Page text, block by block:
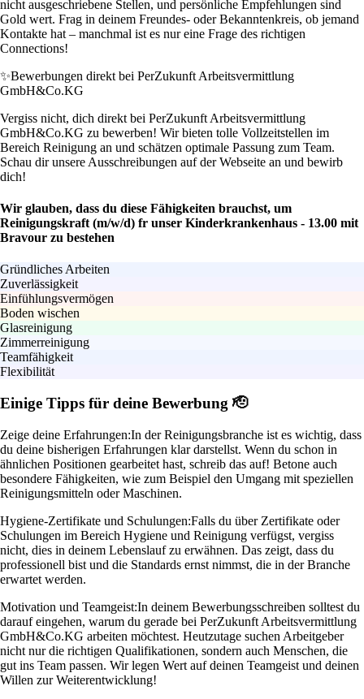
nicht ausgeschriebene Stellen, und persönliche Empfehlungen sind
Gold wert. Frag in deinem Freundes- oder Bekanntenkreis, ob jemand
Kontakte hat – manchmal ist es nur eine Frage des richtigen
Connections!
✨Bewerbungen direkt bei PerZukunft Arbeitsvermittlung
GmbH&Co.KG
Vergiss nicht, dich direkt bei PerZukunft Arbeitsvermittlung
GmbH&Co.KG zu bewerben! Wir bieten tolle Vollzeitstellen im
Bereich Reinigung an und schätzen optimale Passung zum Team.
Schau dir unsere Ausschreibungen auf der Webseite an und bewirb
dich!
Wir glauben, dass du diese Fähigkeiten brauchst, um
Reinigungskraft (m/w/d) fr unser Kinderkrankenhaus - 13.00 mit
Bravour zu bestehen
Gründliches Arbeiten
Zuverlässigkeit
Einfühlungsvermögen
Boden wischen
Glasreinigung
Zimmerreinigung
Teamfähigkeit
Flexibilität
Einige Tipps für deine Bewerbung 🫡
Zeige deine Erfahrungen:In der Reinigungsbranche ist es wichtig, dass
du deine bisherigen Erfahrungen klar darstellst. Wenn du schon in
ähnlichen Positionen gearbeitet hast, schreib das auf! Betone auch
besondere Fähigkeiten, wie zum Beispiel den Umgang mit speziellen
Reinigungsmitteln oder Maschinen.
Hygiene-Zertifikate und Schulungen:Falls du über Zertifikate oder
Schulungen im Bereich Hygiene und Reinigung verfügst, vergiss
nicht, dies in deinem Lebenslauf zu erwähnen. Das zeigt, dass du
professionell bist und die Standards ernst nimmst, die in der Branche
erwartet werden.
Motivation und Teamgeist:In deinem Bewerbungsschreiben solltest du
darauf eingehen, warum du gerade bei PerZukunft Arbeitsvermittlung
GmbH&Co.KG arbeiten möchtest. Heutzutage suchen Arbeitgeber
nicht nur die richtigen Qualifikationen, sondern auch Menschen, die
gut ins Team passen. Wir legen Wert auf deinen Teamgeist und deinen
Willen zur Weiterentwicklung!